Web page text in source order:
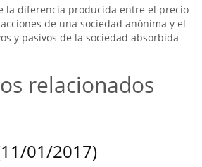
la diferencia producida entre el precio
de una sociedad anónima y el
y pasivos de la sociedad absorbida
relacionados
01/2017)